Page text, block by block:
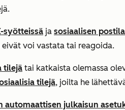
syötteissä ja sosiaalisen
voi vastata tai reagoida.
tilejä tai katkaista olemassa
tilejä, joilta he
automaattisen julkaisun